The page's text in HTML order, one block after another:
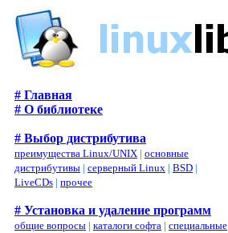
# Главная
# О библиотеке
# Выбор дистрибутива
преимущества Linux/UNIX | основные
дистрибутивы | серверный Linux | BSD |
LiveCDs | прочее
# Установка и удаление программ
общие вопросы | каталоги софта | специальные